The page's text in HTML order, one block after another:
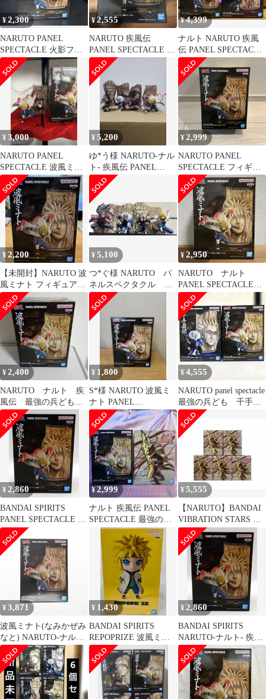
¥2,300
NARUTO PANEL
SPECTACLE 火影フィ
ギュア 波風ミナト
¥2,555
NARUTO 疾風伝
PANEL SPECTACLE 波
風ミナト
¥4,399
ナルト NARUTO 疾風
伝 PANEL SPECTACLE
フィギュア2種セット
¥3,000
NARUTO PANEL
SPECTACLE 波風ミナ
ト 猿飛ヒルゼン セット
¥5,200
ゆ*う様 NARUTO-ナル
ト- 疾風伝 PANEL
SPECTACLE～最強の
¥2,999
NARUTO PANEL
SPECTACLE フィギュ
ア 火影 波風ミナト
¥2,200
【未開封】NARUTO 波
風ミナト フィギュア
PANEL SPECTACLE
¥5,100
つ*ぐ様 NARUTO パ
ネルスペクタクル 最
強の兵ども 火影 フ
ィギュア 全4
¥2,950
NARUTO ナルト
PANEL SPECTACLE
波風ミナト フィギュ
ア
¥2,400
NARUTO ナルト 疾
風伝 最強の兵ども
波風ミナト
¥ 1,800
S*様 NARUTO 波風ミ
ナト PANEL
SPECTACLE フィギュ
ア
¥4,555
NARUTO panel spectacle
最強の兵ども 千手扉
間 波風ミナト
¥2,860
BANDAI SPIRITS
PANEL SPECTACLE 最
強の兵ども 波風ミナト
¥2,999
ナルト 疾風伝 PANEL
SPECTACLE 最強の兵
ども 波風ミナト 他
¥5,555
【NARUTO】BANDAI
VIBRATION STARS 波
風ミナト
¥3,871
波風ミナト(なみかぜみ
なと) NARUTO-ナルト-
疾風伝 PANEL
SPECTACLE 〜最強の
兵ども〜 波風ミナト フ
ィギュア プライズ
(2715042) バンプレスト
¥ 1,430
BANDAI SPIRITS
REPOPRIZE 波風ミナ
ト
¥ 2,860
BANDAI SPIRITS
NARUTO-ナルト- 疾風
伝 PANEL SPECTACLE
最強の兵ども 波風ミナ
ト